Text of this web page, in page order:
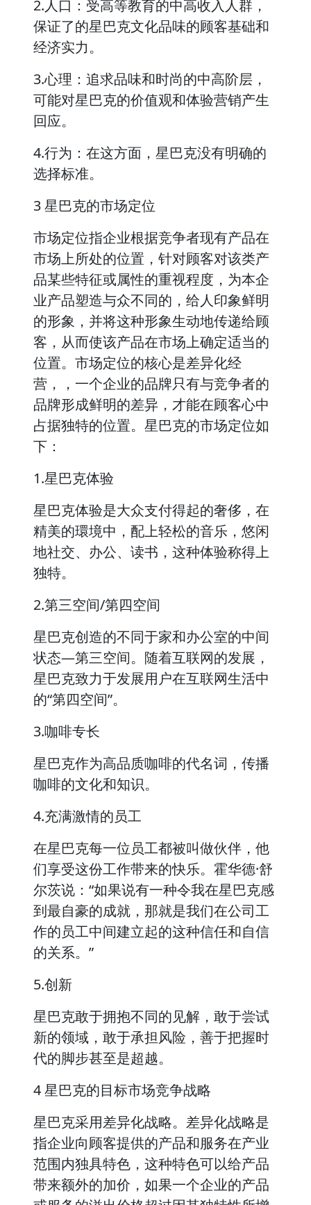
2.人口：受高等教育的中高收入人群，
保证了的星巴克文化品味的顾客基础和
经济实力。
3.心理：追求品味和时尚的中高阶层，
可能对星巴克的价值观和体验营销产生
回应。
4.行为：在这方面，星巴克没有明确的
选择标准。
3 星巴克的市场定位
市场定位指企业根据竞争者现有产品在
市场上所处的位置，针对顾客对该类产
品某些特征或属性的重视程度，为本企
业产品塑造与众不同的，给人印象鲜明
的形象，并将这种形象生动地传递给顾
客，从而使该产品在市场上确定适当的
位置。市场定位的核心是差异化经
营，，一个企业的品牌只有与竞争者的
品牌形成鲜明的差异，才能在顾客心中
占据独特的位置。星巴克的市场定位如
下：
1.星巴克体验
星巴克体验是大众支付得起的奢侈，在
精美的環境中，配上轻松的音乐，悠闲
地社交、办公、读书，这种体验称得上
独特。
2.第三空间/第四空间
星巴克创造的不同于家和办公室的中间
状态—第三空间。随着互联网的发展，
星巴克致力于发展用户在互联网生活中
的“第四空间”。
3.咖啡专长
星巴克作为高品质咖啡的代名词，传播
咖啡的文化和知识。
4.充满激情的员工
在星巴克每一位员工都被叫做伙伴，他
们享受这份工作带来的快乐。霍华德·舒
尔茨说：“如果说有一种令我在星巴克感
到最自豪的成就，那就是我们在公司工
作的员工中间建立起的这种信任和自信
的关系。”
5.创新
星巴克敢于拥抱不同的见解，敢于尝试
新的领域，敢于承担风险，善于把握时
代的脚步甚至是超越。
4 星巴克的目标市场竞争战略
星巴克采用差异化战略。差异化战略是
指企业向顾客提供的产品和服务在产业
范围内独具特色，这种特色可以给产品
带来额外的加价，如果一个企业的产品